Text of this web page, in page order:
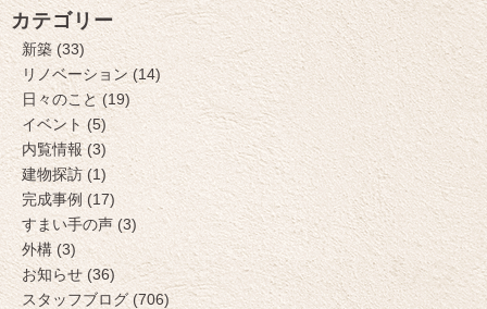
カテゴリー
新築 (33)
リノベーション (14)
日々のこと (19)
イベント (5)
内覧情報 (3)
建物探訪 (1)
完成事例 (17)
すまい手の声 (3)
外構 (3)
お知らせ (36)
スタッフブログ (706)